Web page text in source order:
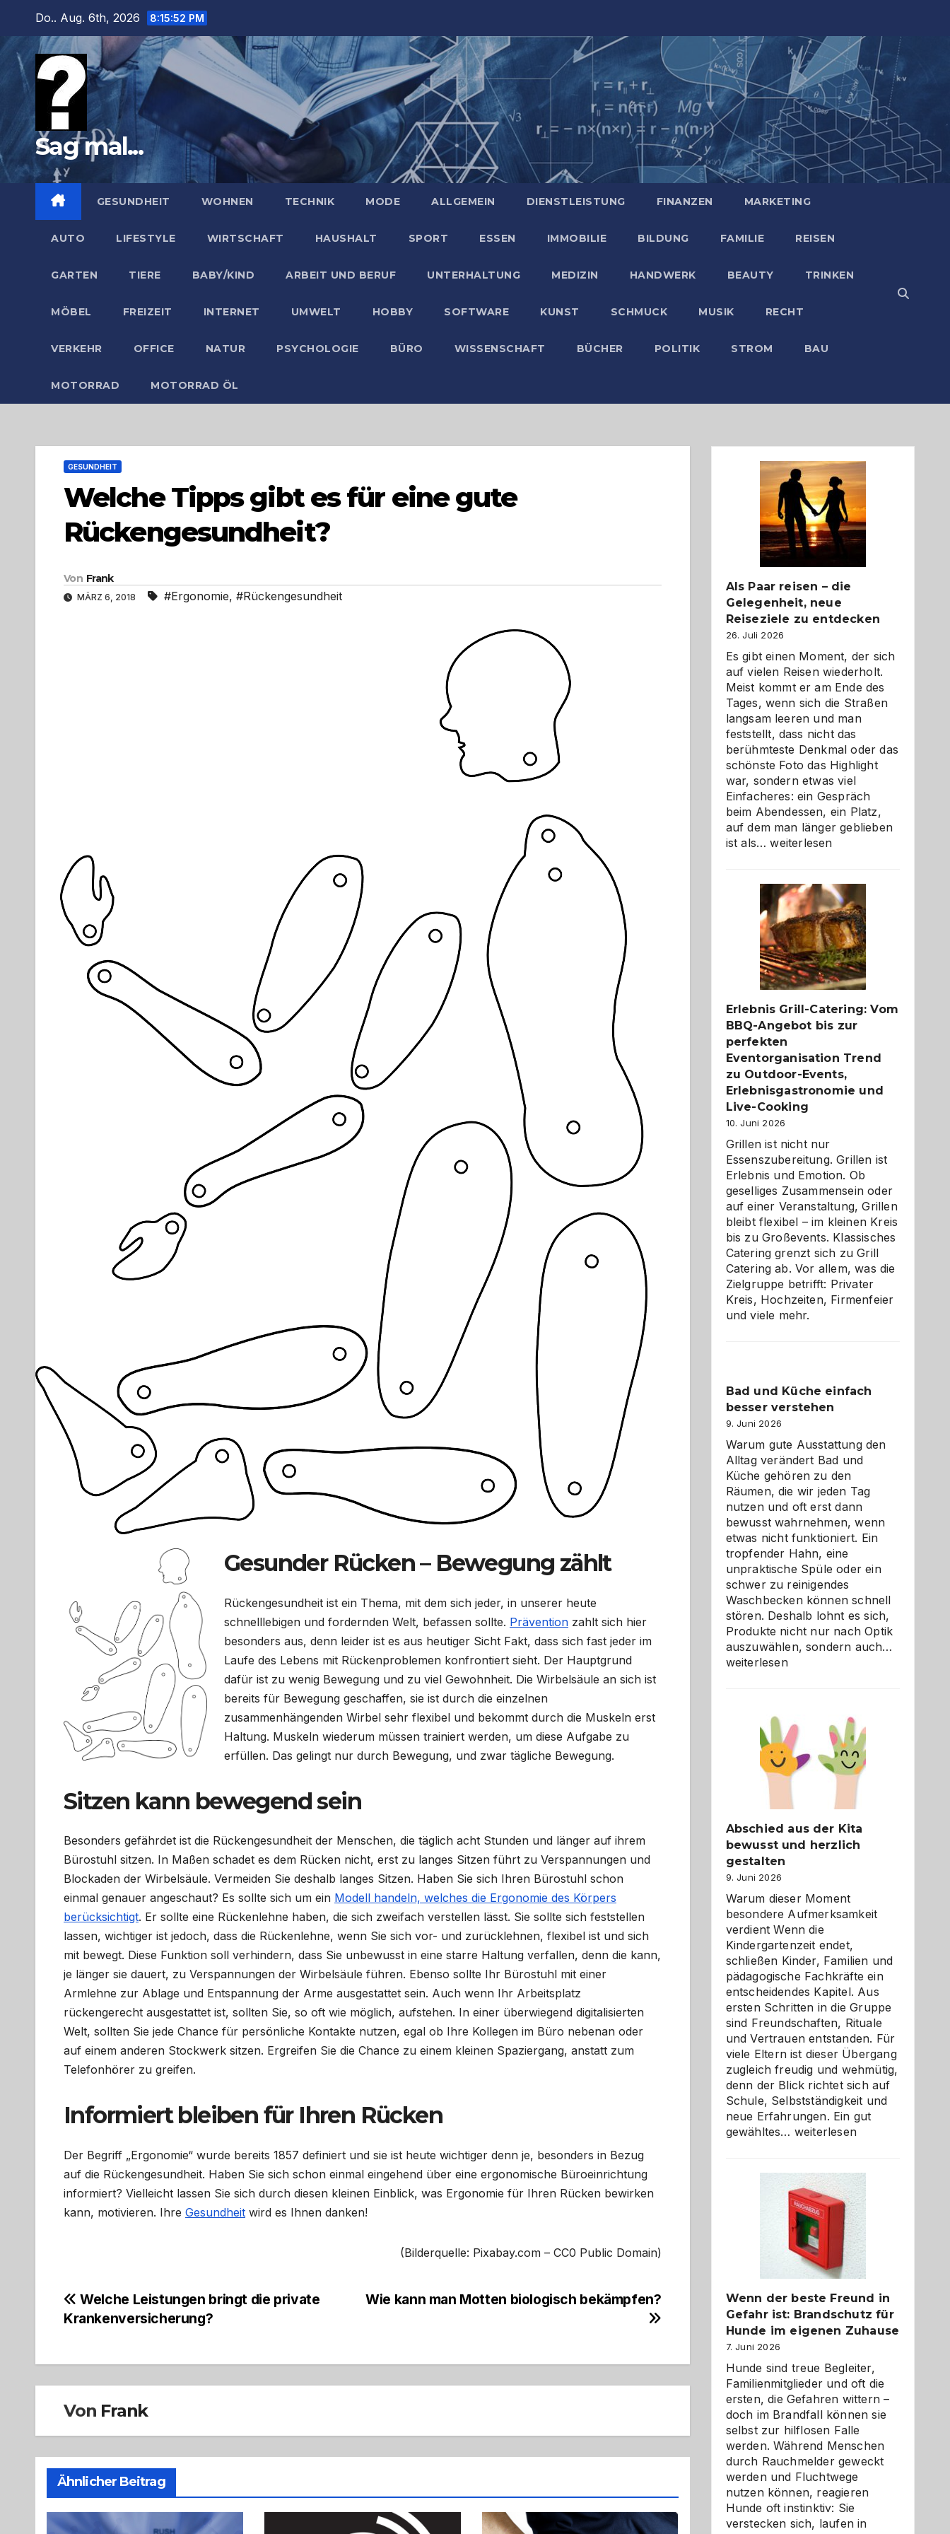
springen
Do.. Aug. 6th, 2026 8:15:53 PM
Sag mal...
GESUNDHEIT WOHNEN TECHNIK MODE ALLGEMEIN DIENSTLEISTUNG FINANZEN MARKETING
AUTO LIFESTYLE WIRTSCHAFT HAUSHALT SPORT ESSEN IMMOBILIE BILDUNG FAMILIE REISEN
GARTEN TIERE BABY/KIND ARBEIT UND BERUF UNTERHALTUNG MEDIZIN HANDWERK BEAUTY TRINKEN
MÖBEL FREIZEIT INTERNET UMWELT HOBBY SOFTWARE KUNST SCHMUCK MUSIK RECHT
VERKEHR OFFICE NATUR PSYCHOLOGIE BÜRO WISSENSCHAFT BÜCHER POLITIK STROM BAU
MOTORRAD MOTORRAD ÖL
GESUNDHEIT
Welche Tipps gibt es für eine gute
Rückengesundheit?
Von Frank
MÄRZ 6, 2018 #Ergonomie, #Rückengesundheit
Gesunder Rücken – Bewegung zählt
Rückengesundheit ist ein Thema, mit dem sich jeder, in unserer heute
schnelllebigen und fordernden Welt, befassen sollte. Prävention zahlt sich hier
besonders aus, denn leider ist es aus heutiger Sicht Fakt, dass sich fast jeder im
Laufe des Lebens mit Rückenproblemen konfrontiert sieht. Der Hauptgrund
dafür ist zu wenig Bewegung und zu viel Gewohnheit. Die Wirbelsäule an sich ist
bereits für Bewegung geschaffen, sie ist durch die einzelnen
zusammenhängenden Wirbel sehr flexibel und bekommt durch die Muskeln erst
Haltung. Muskeln wiederum müssen trainiert werden, um diese Aufgabe zu
erfüllen. Das gelingt nur durch Bewegung, und zwar tägliche Bewegung.
Sitzen kann bewegend sein
Besonders gefährdet ist die Rückengesundheit der Menschen, die täglich acht Stunden und länger auf ihrem
Bürostuhl sitzen. In Maßen schadet es dem Rücken nicht, erst zu langes Sitzen führt zu Verspannungen und
Blockaden der Wirbelsäule. Vermeiden Sie deshalb langes Sitzen. Haben Sie sich Ihren Bürostuhl schon
einmal genauer angeschaut? Es sollte sich um ein Modell handeln, welches die Ergonomie des Körpers
berücksichtigt. Er sollte eine Rückenlehne haben, die sich zweifach verstellen lässt. Sie sollte sich feststellen
lassen, wichtiger ist jedoch, dass die Rückenlehne, wenn Sie sich vor- und zurücklehnen, flexibel ist und sich
mit bewegt. Diese Funktion soll verhindern, dass Sie unbewusst in eine starre Haltung verfallen, denn die kann,
je länger sie dauert, zu Verspannungen der Wirbelsäule führen. Ebenso sollte Ihr Bürostuhl mit einer
Armlehne zur Ablage und Entspannung der Arme ausgestattet sein. Auch wenn Ihr Arbeitsplatz
rückengerecht ausgestattet ist, sollten Sie, so oft wie möglich, aufstehen. In einer überwiegend digitalisierten
Welt, sollten Sie jede Chance für persönliche Kontakte nutzen, egal ob Ihre Kollegen im Büro nebenan oder
auf einem anderen Stockwerk sitzen. Ergreifen Sie die Chance zu einem kleinen Spaziergang, anstatt zum
Telefonhörer zu greifen.
Informiert bleiben für Ihren Rücken
Der Begriff „Ergonomie“ wurde bereits 1857 definiert und sie ist heute wichtiger denn je, besonders in Bezug
auf die Rückengesundheit. Haben Sie sich schon einmal eingehend über eine ergonomische Büroeinrichtung
informiert? Vielleicht lassen Sie sich durch diesen kleinen Einblick, was Ergonomie für Ihren Rücken bewirken
kann, motivieren. Ihre Gesundheit wird es Ihnen danken!
(Bilderquelle: Pixabay.com – CC0 Public Domain)
Beitragsnavigation Wie kann man Motten biologisch bekämpfen?
Welche Leistungen bringt die private
Krankenversicherung?
Von Frank
Ähnlicher Beitrag
Als Paar reisen – die
Gelegenheit, neue
Reiseziele zu entdecken
26. Juli 2026
Es gibt einen Moment, der sich
auf vielen Reisen wiederholt.
Meist kommt er am Ende des
Tages, wenn sich die Straßen
langsam leeren und man
feststellt, dass nicht das
berühmteste Denkmal oder das
schönste Foto das Highlight
war, sondern etwas viel
Einfacheres: ein Gespräch
beim Abendessen, ein Platz,
auf dem man länger geblieben
ist als…Als
die
Gelegenheit,
neue
Reiseziele
zu
entdecken
weiterlesen
Erlebnis Grill-Catering: Vom
BBQ-Angebot bis zur
perfekten
Eventorganisation Trend
zu Outdoor-Events,
Erlebnisgastronomie und
Live-Cooking
10. Juni 2026
Grillen ist nicht nur
Essenszubereitung. Grillen ist
Erlebnis und Emotion. Ob
geselliges Zusammensein oder
auf einer Veranstaltung, Grillen
bleibt flexibel – im kleinen Kreis
bis zu Großevents. Klassisches
Catering grenzt sich zu Grill
Catering ab. Vor allem, was die
Zielgruppe betrifft: Privater
Kreis, Hochzeiten, Firmenfeier
und viele mehr.
Bad und Küche einfach
besser verstehen
9. Juni 2026
Warum gute Ausstattung den
Alltag verändert Bad und
Küche gehören zu den
Räumen, die wir jeden Tag
nutzen und oft erst dann
bewusst wahrnehmen, wenn
etwas nicht funktioniert. Ein
tropfender Hahn, eine
unpraktische Spüle oder ein
schwer zu reinigendes
Waschbecken können schnell
stören. Deshalb lohnt es sich,
Produkte nicht nur nach Optik
auszuwählen, sondern auch…
weiterlesen
Abschied aus der Kita
bewusst und herzlich
gestalten
9. Juni 2026
Warum dieser Moment
besondere Aufmerksamkeit
verdient Wenn die
Kindergartenzeit endet,
schließen Kinder, Familien und
pädagogische Fachkräfte ein
entscheidendes Kapitel. Aus
ersten Schritten in die Gruppe
sind Freundschaften, Rituale
und Vertrauen entstanden. Für
viele Eltern ist dieser Übergang
zugleich freudig und wehmütig,
denn der Blick richtet sich auf
Schule, Selbstständigkeit und
neue Erfahrungen. Ein gut
gewähltes… Abschied
Kita
bewusst
und
herzlich
gestalten
weiterlesen
Wenn der beste Freund in
Gefahr ist: Brandschutz für
Hunde im eigenen Zuhause
7. Juni 2026
Hunde sind treue Begleiter,
Familienmitglieder und oft die
ersten, die Gefahren wittern –
doch im Brandfall können sie
selbst zur hilflosen Falle
werden. Während Menschen
durch Rauchmelder geweckt
werden und Fluchtwege
nutzen können, reagieren
Hunde oft instinktiv: Sie
verstecken sich, laufen in